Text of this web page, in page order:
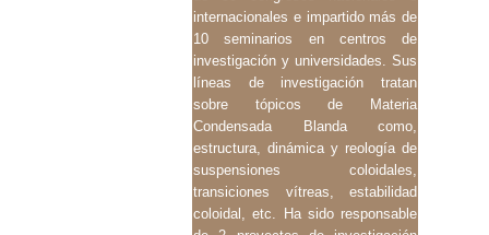
internacionales e impartido más de
10 seminarios en centros de
investigación y universidades. Sus
líneas de investigación tratan
sobre tópicos de Materia
Condensada Blanda como,
estructura, dinámica y reología de
suspensiones coloidales,
transiciones vítreas, estabilidad
coloidal, etc. Ha sido responsable